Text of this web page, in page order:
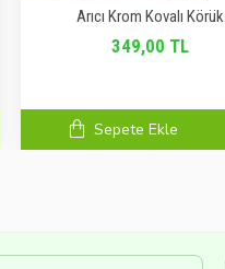
Arıcı Krom Kovalı Körük
349,00 TL
Sepete Ekle